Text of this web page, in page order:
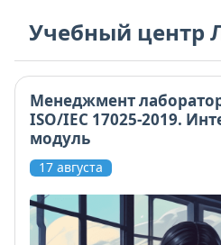
Учебный центр
Менеджмент
ISO/IEC 17025-2019.
модуль
17 августа